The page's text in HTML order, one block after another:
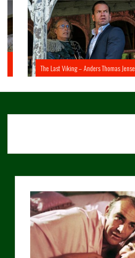
The Last Viking – Anders Thomas Jensen